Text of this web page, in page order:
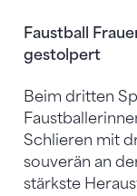
Faustball
gestolpert
Beim dritten
Schlieren mit
souverän an
stärkste